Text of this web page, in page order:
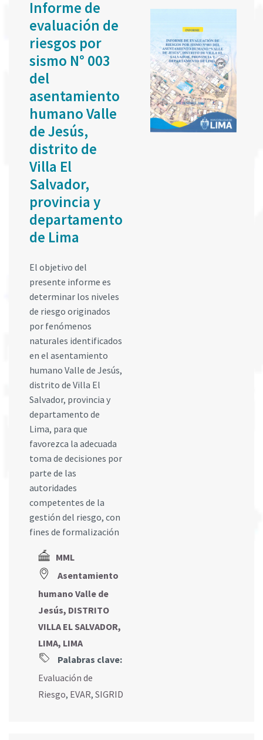
Informe de
evaluación de
riesgos por
sismo N° 003
del
asentamiento
humano Valle
de Jesús,
distrito de
Villa El
Salvador,
provincia y
departamento
de Lima
El objetivo del
presente informe es
determinar los niveles
de riesgo originados
por fenómenos
naturales identificados
en el asentamiento
humano Valle de Jesús,
distrito de Villa El
Salvador, provincia y
departamento de
Lima, para que
favorezca la adecuada
toma de decisiones por
parte de las
autoridades
competentes de la
gestión del riesgo, con
fines de formalización
MML
Asentamiento
humano Valle de
Jesús, DISTRITO
VILLA EL SALVADOR,
LIMA, LIMA
Palabras clave:
Evaluación de
Riesgo, EVAR, SIGRID